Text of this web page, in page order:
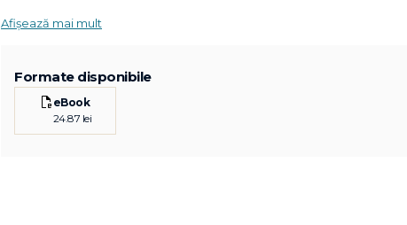
Afișează mai mult
Formate disponibile
eBook
24.87 lei